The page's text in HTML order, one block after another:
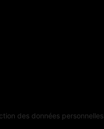
des données personnelles